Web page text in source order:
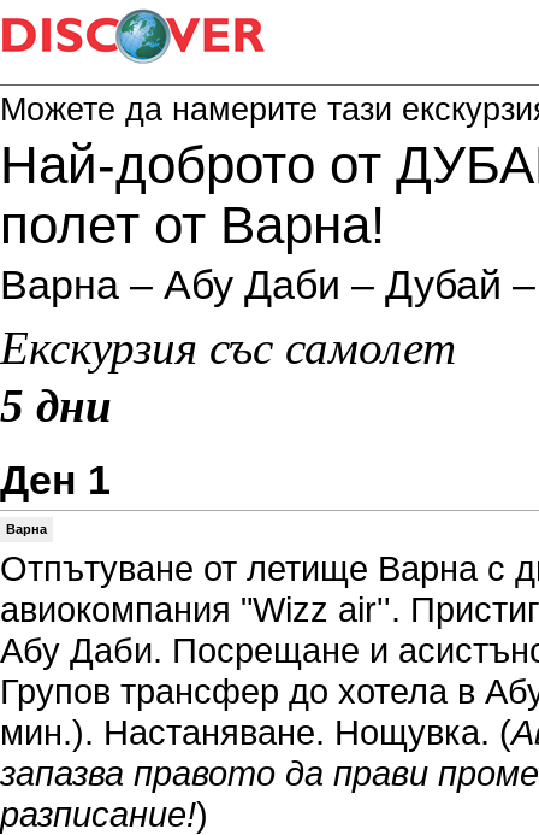
Можете да намерите тази
Най-доброто от
полет от Варна!
Варна – Абу Даби – Дубай
Екскурзия със самолет
5 дни
Ден 1
Варна
Отпътуване от летище Варна с
авиокомпания "Wizz air''.
Абу Даби. Посрещане и
Групов трансфер до хотела в
мин.). Настаняване. Нощувка. (
запазва правото да прави
разписание!)